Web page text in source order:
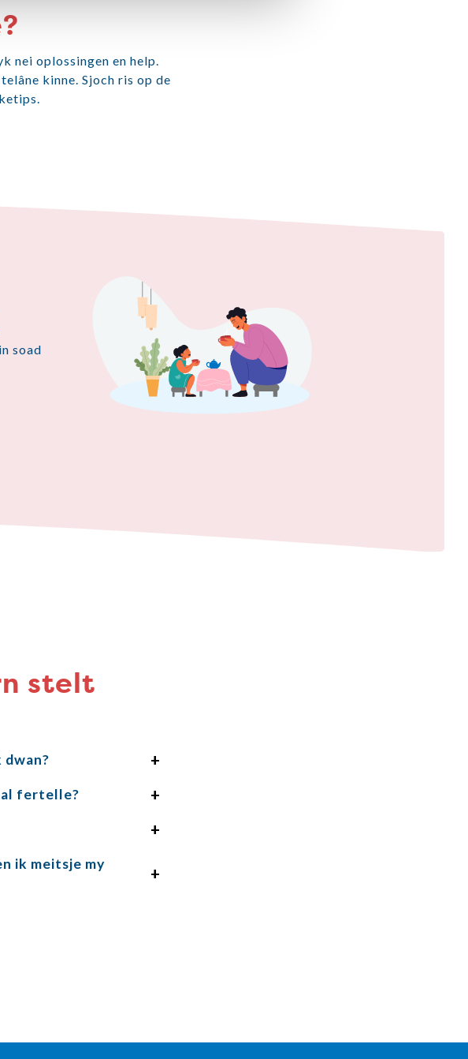
nei oplossingen en help.
kinne. Sjoch ris op de
soad
stelt
fertelle?
ik meitsje my